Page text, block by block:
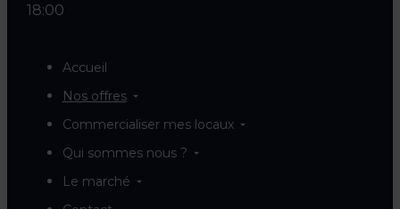
18:00
Accueil
Nos offres
Commercialiser mes locaux
Qui sommes nous ?
Le marché